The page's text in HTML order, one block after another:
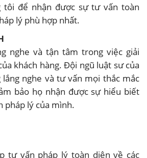
tôi để nhận được sự tư vấn toàn
lý phù hợp nhất.
nghe và tận tâm trong việc giải
khách hàng. Đội ngũ luật sư của
lắng nghe và tư vấn mọi thắc mắc
bảo họ nhận được sự hiểu biết
pháp lý của mình.
tư vấn pháp lý toàn diện về các